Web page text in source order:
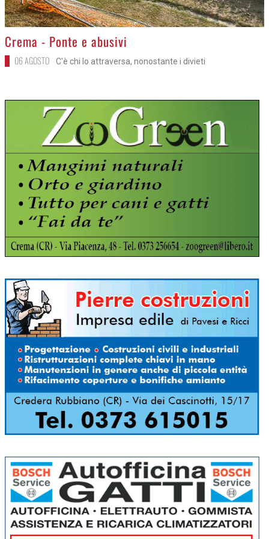
>
Crema - Ponte e abusivi
06 AGOSTO C'è chi lo attraversa, nonostante i divieti